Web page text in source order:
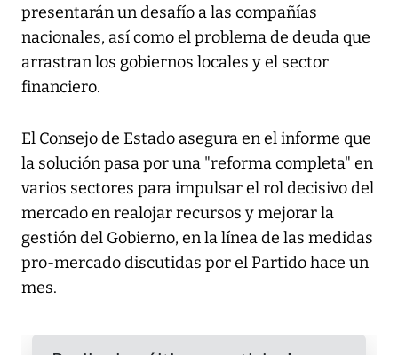
presentarán un desafío a las compañías
nacionales, así como el problema de deuda que
arrastran los gobiernos locales y el sector
financiero.
El Consejo de Estado asegura en el informe que
la solución pasa por una "reforma completa" en
varios sectores para impulsar el rol decisivo del
mercado en realojar recursos y mejorar la
gestión del Gobierno, en la línea de las medidas
pro-mercado discutidas por el Partido hace un
mes.